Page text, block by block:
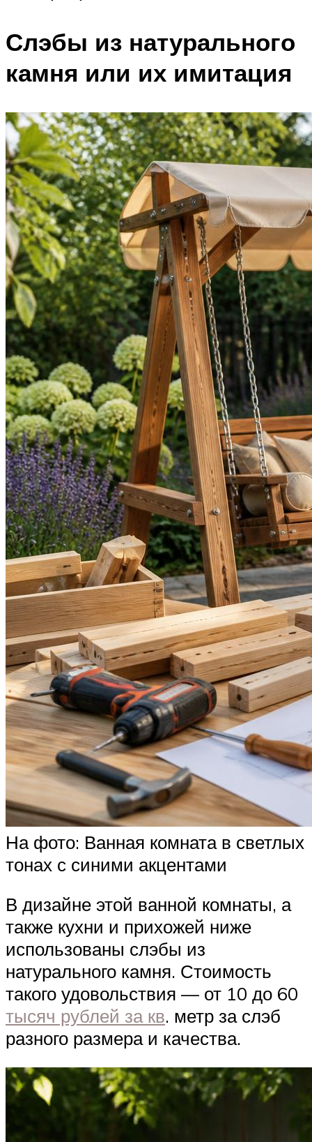
Слэбы из натурального
камня или их имитация
На фото: Ванная комната в светлых
тонах с синими акцентами
В дизайне этой ванной комнаты, а
также кухни и прихожей ниже
использованы слэбы из
натурального камня. Стоимость
такого удовольствия — от 10 до 60
тысяч рублей за кв. метр за слэб
разного размера и качества.